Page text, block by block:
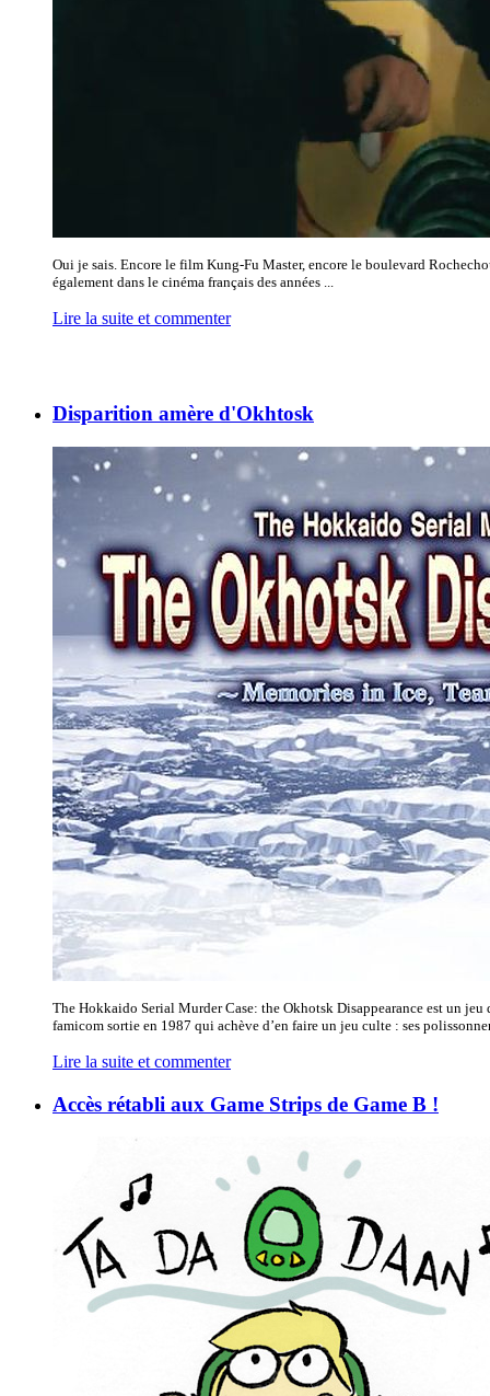
Oui je sais. Encore le film Kung-Fu Master, encore le boulevard
également dans le cinéma français des années ...
Lire la suite et commenter
Disparition amère d'Okhtosk
The Hokkaido Serial Murder Case: the Okhotsk Disappearance est un
famicom sortie en 1987 qui achève d’en faire un jeu culte : ses
Lire la suite et commenter
Accès rétabli aux Game Strips de Game B !